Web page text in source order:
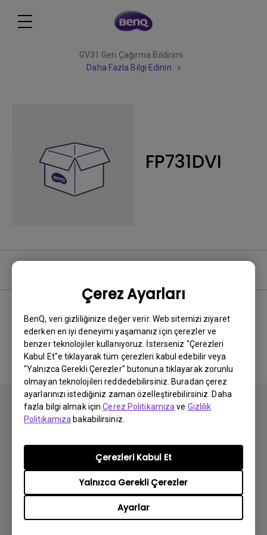
Çerez Ayarları
BenQ, veri gizliliğinize değer verir. Web sitemizi ziyaret
ederken en iyi deneyimi yaşamanız için çerezler ve
benzer teknolojiler kullanıyoruz. İsterseniz "Çerezleri
Kabul Et"e tıklayarak tüm çerezleri kabul edebilir veya
"Yalnızca Gerekli Çerezler" butonuna tıklayarak zorunlu
olmayan teknolojileri reddedebilirsiniz. Buradan çerez
ayarlarınızı istediğiniz zaman özelleştirebilirsiniz. Daha
fazla bilgi almak içinÇerez Politikamıza ve Gizlilik
Politikamıza bakabilirsiniz.
Ayarlar
Yalnızca Gerekli Çerezler
Çerezleri Kabul Et
GV31 Geri Çağırma Bildirimi
Daha Fazla Bilgi Edinin
FP731DVI
Kullanım Kılavuzu
İlgili El Kitabı bulunmuyor
Abone olun